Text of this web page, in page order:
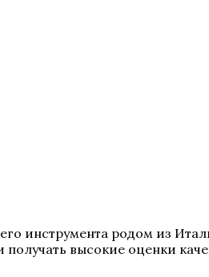
инструмента родом из
высокие оценки